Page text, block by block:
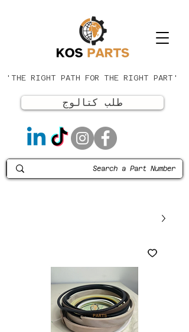
'THE RIGHT PATH FOR THE RIGHT PART'
طلب كتالوج